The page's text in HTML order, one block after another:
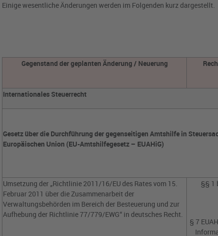
Einige wesentliche Änderungen werden im Folgenden kurz dargestellt.
Gegenstand der geplanten Änderung / Neuerung
Internationales Steuerrecht
Gesetz über die Durchführung der gegenseitigen Amtshilfe in
Europäischen Union (EU-Amtshilfegesetz – EUAHiG)
Umsetzung der „Richtlinie 2011/16/EU des Rates vom 15.
Februar 2011 über die Zusammenarbeit der
Verwaltungsbehörden im Bereich der Besteuerung und zur
Aufhebung der Richtlinie 77/779/EWG“ in deutsches Recht.
§§ 1
§ 7